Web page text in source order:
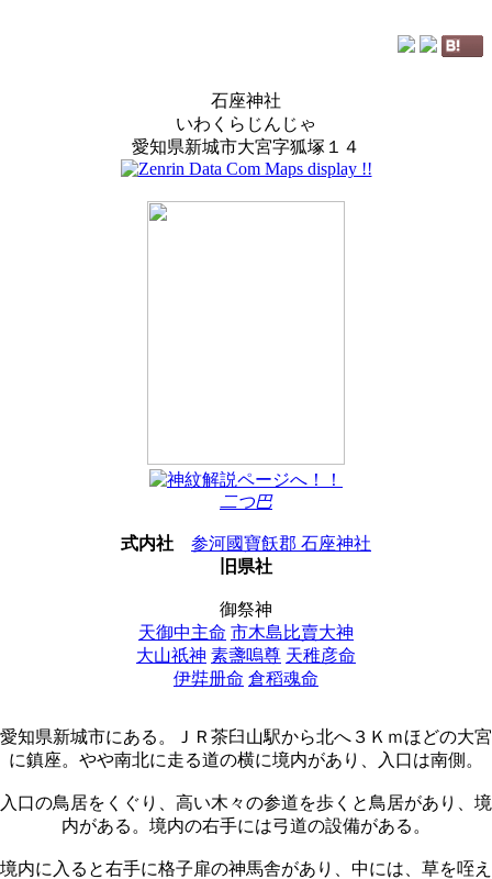
石座神社
いわくらじんじゃ
愛知県新城市大宮字狐塚１４
二つ巴
式内社
参河國寶飫郡 石座神社
旧県社
御祭神
天御中主命 市木島比賣大神
大山祇神 素盞嗚尊 天稚彦命
伊弉册命 倉稻魂命
愛知県新城市にある。ＪＲ茶臼山駅から北へ３Ｋｍほどの大宮
に鎮座。やや南北に走る道の横に境内があり、入口は南側。
入口の鳥居をくぐり、高い木々の参道を歩くと鳥居があり、境
内がある。境内の右手には弓道の設備がある。
境内に入ると右手に格子扉の神馬舎があり、中には、草を咥え